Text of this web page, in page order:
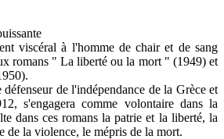
viscéral à l'homme de chair et de sang
romans " La liberté ou la mort " (1949) et
de l'indépendance de la Grèce et
s'engagera comme volontaire dans la
dans ces romans la patrie et la liberté, la
de la violence, le mépris de la mort.